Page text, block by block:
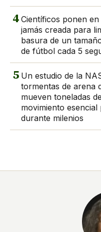
4 Científicos ponen
jamás creada para
basura de un
de fútbol cada 5
5 Un estudio de la
tormentas de arena
mueven toneladas
movimiento
durante milenios